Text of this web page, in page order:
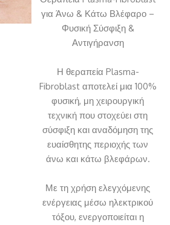
για Άνω & Κάτω Βλέφαρο –
Φυσική Σύσφιξη &
Αντιγήρανση
Η θεραπεία Plasma-
Fibroblast αποτελεί μια 100%
φυσική, μη χειρουργική
τεχνική που στοχεύει στη
σύσφιξη και αναδόμηση της
ευαίσθητης περιοχής των
άνω και κάτω βλεφάρων.
Με τη χρήση ελεγχόμενης
ενέργειας μέσω ηλεκτρικού
τόξου, ενεργοποιείται η